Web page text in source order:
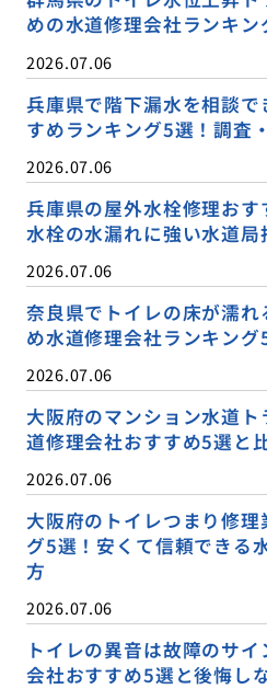
めの水道修理会社ランキン
2026.07.06
兵庫県で階下漏水を相談
すめランキング5選！調査
2026.07.06
兵庫県の屋外水栓修理お
水栓の水漏れに強い水道
2026.07.06
奈良県でトイレの床が濡
め水道修理会社ランキング
2026.07.06
大阪府のマンション水道
道修理会社おすすめ5選と
2026.07.06
大阪府のトイレつまり修
グ5選！安くて信頼できる
方
2026.07.06
トイレの異音は故障のサ
会社おすすめ5選と後悔し